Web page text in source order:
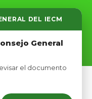
DEL IECM
General
el documento